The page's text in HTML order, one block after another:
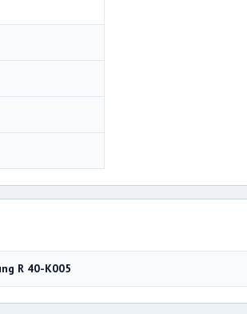
R 40-K005